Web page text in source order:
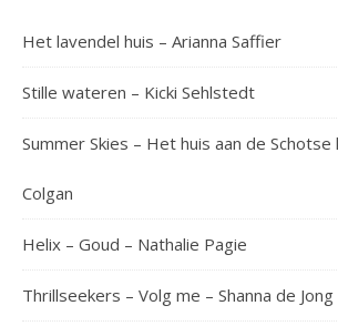
Het lavendel huis – Arianna Saffier
Stille wateren – Kicki Sehlstedt
Summer Skies – Het huis aan de Schotse
Colgan
Helix – Goud – Nathalie Pagie
Thrillseekers – Volg me – Shanna de Jong